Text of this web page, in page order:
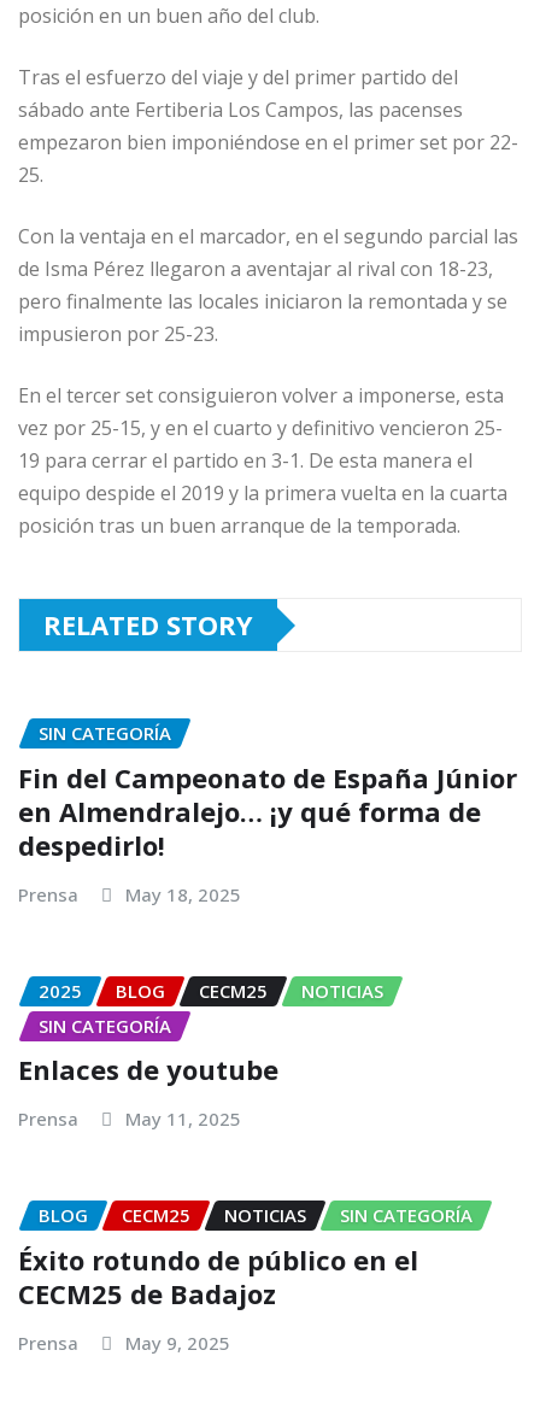
posición en un buen año del club.
Tras el esfuerzo del viaje y del primer partido del
sábado ante Fertiberia Los Campos, las pacenses
empezaron bien imponiéndose en el primer set por 22-
25.
Con la ventaja en el marcador, en el segundo parcial las
de Isma Pérez llegaron a aventajar al rival con 18-23,
pero finalmente las locales iniciaron la remontada y se
impusieron por 25-23.
En el tercer set consiguieron volver a imponerse, esta
vez por 25-15, y en el cuarto y definitivo vencieron 25-
19 para cerrar el partido en 3-1. De esta manera el
equipo despide el 2019 y la primera vuelta en la cuarta
posición tras un buen arranque de la temporada.
RELATED STORY
SIN CATEGORÍA
Fin del Campeonato de España Júnior
en Almendralejo… ¡y qué forma de
despedirlo!
Prensa May 18, 2025
2025 BLOG CECM25
NOTICIAS
SIN CATEGORÍA
Enlaces de youtube
Prensa May 11, 2025
BLOG CECM25 NOTICIAS SIN CATEGORÍA
Éxito rotundo de público en el
CECM25 de Badajoz
Prensa May 9, 2025